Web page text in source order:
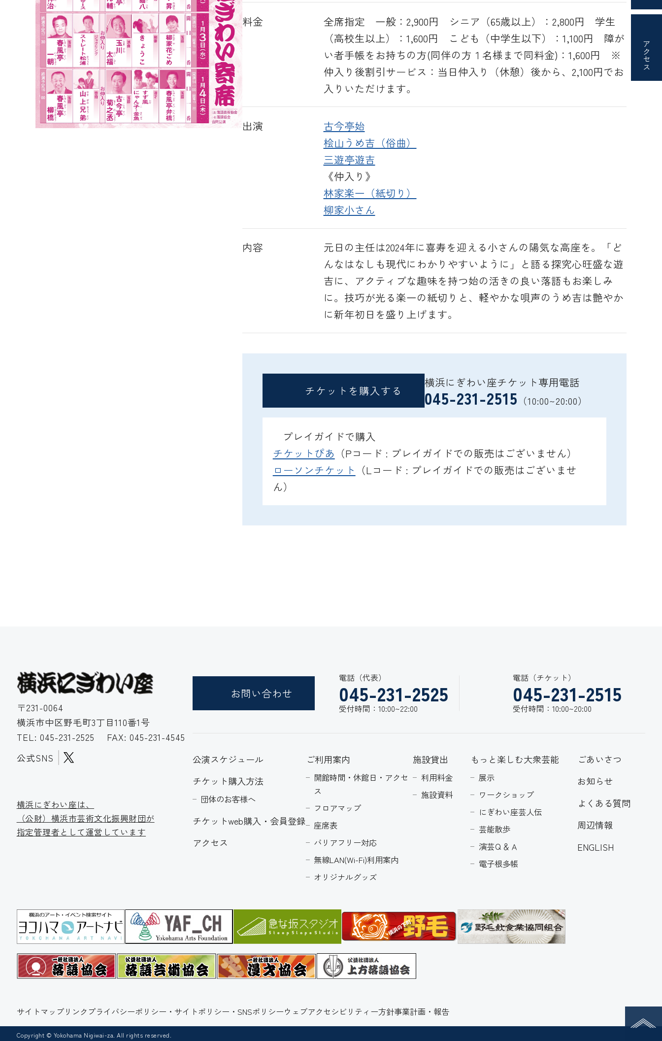
アクセス
料金
全席指定 一般：2,900円 シニア（65歳以上）：2,800円 学生
（高校生以上）：1,600円 こども（中学生以下）：1,100円 障が
い者手帳をお持ちの方(同伴の方１名様まで同料金)：1,600円 ※
仲入り後割引サービス：当日仲入り（休憩）後から、2,100円でお
入りいただけます。
出演
古今亭始
桧山うめ吉（俗曲）
三遊亭遊吉
《仲入り》
林家楽一（紙切り）
柳家小さん
内容
元日の主任は2024年に喜寿を迎える小さんの陽気な高座を。「ど
んなはなしも現代にわかりやすいように」と語る探究心旺盛な遊
吉に、アクティブな趣味を持つ始の活きの良い落語もお楽しみ
に。技巧が光る楽一の紙切りと、軽やかな唄声のうめ吉は艶やか
に新年初日を盛り上げます。
チケットを購入する
横浜にぎわい座チケット専用電話
045-231-2515 （10:00~20:00）
プレイガイドで購入
チケットぴあ （Pコード : プレイガイドでの販売はございません）
ローソンチケット （Lコード : プレイガイドでの販売はございませ
ん）
〒231-0064
横浜市中区野毛町3丁目110番1号
TEL: 045-231-2525
FAX: 045-231-4545
公式SNS
お問い合わせ
電話（代表）
045-231-2525
受付時間：10:00~22:00
電話（チケット）
045-231-2515
受付時間：10:00~20:00
横浜にぎわい座は、
（公財）横浜市芸術文化振興財団が
指定管理者として運営しています
公演スケジュール
チケット購入方法
団体のお客様へ
チケットweb購入・会員登録
アクセス
ご利用案内
開館時間・休館日・アクセ
ス
フロアマップ
座席表
バリアフリー対応
無線LAN(Wi-Fi)利用案内
オリジナルグッズ
施設貸出
利用料金
施設資料
もっと楽しむ大衆芸能
展示
ワークショップ
にぎわい座芸人伝
芸能散歩
演芸Ｑ＆Ａ
電子根多帳
ごあいさつ
お知らせ
よくある質問
周辺情報
ENGLISH
サイトマップリンク プライバシーポリシー・サイトポリシー・SNSポリシーウェブアクセシビリティー方針事業計画・報告
Copyright © Yokohama Nigiwai-za. All rights reserved.